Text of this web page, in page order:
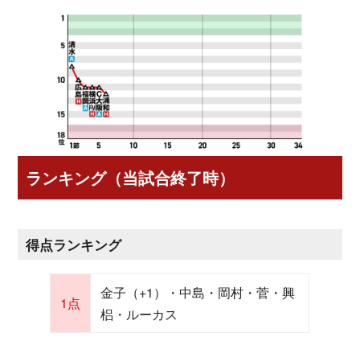
ランキング（当試合終了時）
得点ランキング
1点
金子（+1）・中島・岡村・菅・興
梠・ルーカス